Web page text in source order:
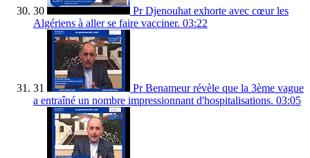
30
Pr Djenouhat exhorte avec cœur les
Algériens à aller se faire vacciner. 03:22
31
Pr Benameur révèle que la 3ème vague
a entraîné un nombre impressionnant d'hospitalisations. 03:05